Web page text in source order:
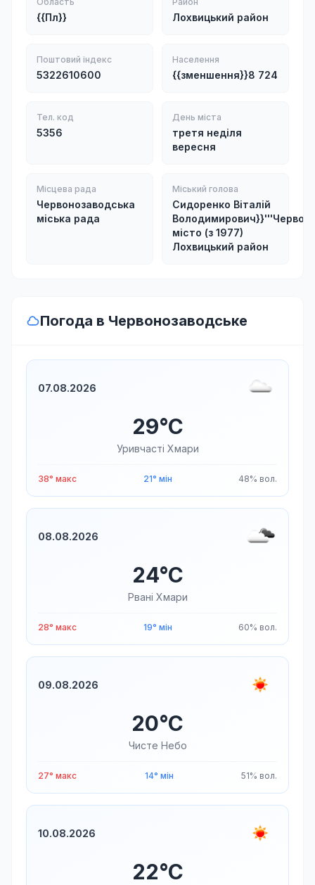
{{Пл}} Лохвицький район
Поштовий індекс
5322610600
Населення
{{зменшення}}8 724
Тел. код
5356
День міста
третя неділя
вересня
Місцева рада
Червонозаводська
міська рада
Міський голова
Сидоренко Віталій
місто (з 1977)
Лохвицький район
Погода в Червонозаводське
07.08.2026
29°C
Уривчасті Хмари
38° макс 21° мін 48% вол.
08.08.2026
24°C
Рвані Хмари
28° макс 19° мін 60% вол.
09.08.2026
20°C
Чисте Небо
27° макс 14° мін 51% вол.
10.08.2026
22°C